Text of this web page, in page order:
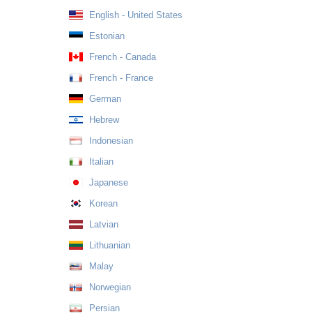
English - United States
Estonian
French - Canada
French - France
German
Hebrew
Indonesian
Italian
Japanese
Korean
Latvian
Lithuanian
Malay
Norwegian
Persian